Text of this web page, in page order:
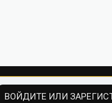
ВОЙДИТЕ ИЛИ